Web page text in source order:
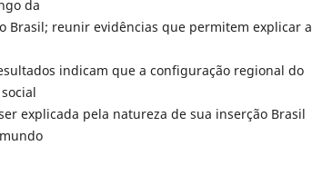
da
Brasil; reunir evidências que permitem explicar a
indicam que a configuração regional do
explicada pela natureza de sua inserção Brasil